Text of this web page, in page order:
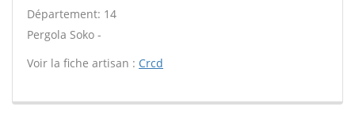
Département: 14
Pergola Soko -
Voir la fiche artisan : Crcd